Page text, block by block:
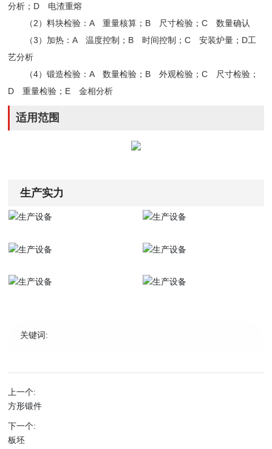
分析；D 电渣重熔
（2）料块检验：A 重量核算；B 尺寸检验；C 数量确认
（3）加热：A 温度控制；B 时间控制；C 安装炉量；D工
艺分析
（4）锻造检验：A 数量检验；B 外观检验；C 尺寸检验；
D 重量检验；E 金相分析
适用范围
生产实力
关键词:
上一个:
方形锻件
下一个:
板坯